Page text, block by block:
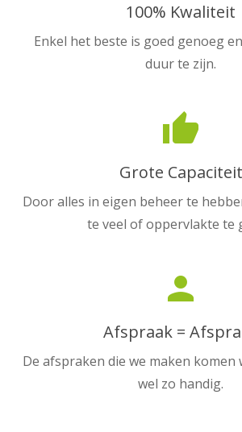
100% Kwaliteit
Enkel het beste is goed genoeg
duur te zijn.
thumb_up
Grote Capaciteit
Door alles in eigen beheer te
te veel of oppervlakte te
person
Afspraak =
De afspraken die we maken komen
wel zo handig.